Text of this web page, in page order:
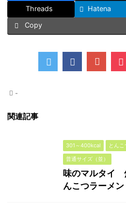
Threads
Hatena
Copy
-
関連記事
301～400kcal とんこ
普通サイズ（並）
味のマルタイ
んこつラーメ